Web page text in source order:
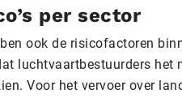
per sector
ook de risicofactoren
luchtvaartbestuurders het
Voor het vervoer over